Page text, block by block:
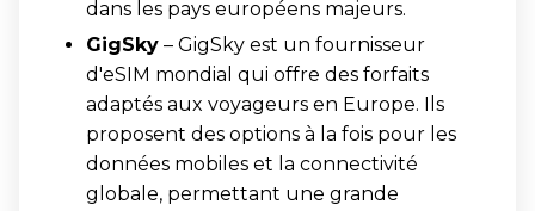
dans les pays européens majeurs.
GigSky – GigSky est un fournisseur
d'eSIM mondial qui offre des forfaits
adaptés aux voyageurs en Europe. Ils
proposent des options à la fois pour les
données mobiles et la connectivité
globale, permettant une grande